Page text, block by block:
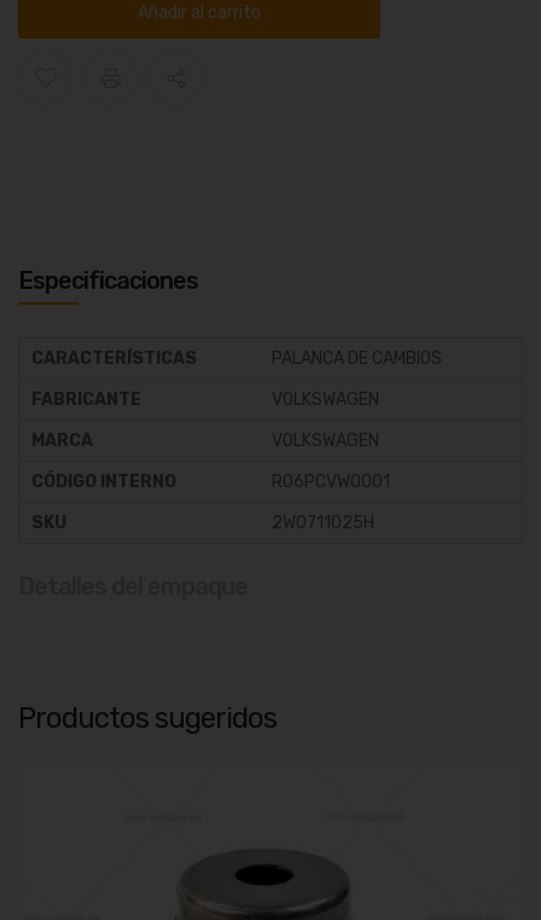
Añadir al carrito
Especificaciones
CARACTERÍSTICAS
PALANCA DE CAMBIOS
FABRICANTE
VOLKSWAGEN
MARCA
VOLKSWAGEN
CÓDIGO INTERNO
R06PCVW0001
SKU
2W0711025H
Productos sugeridos